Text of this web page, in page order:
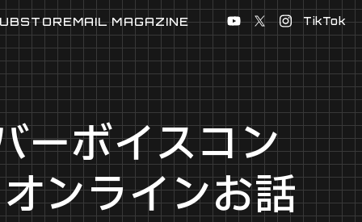
STOREMAIL MAGAZINE TikTok
ーボイスコン
ンラインお話